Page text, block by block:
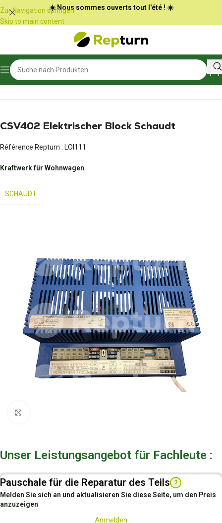
Cookie-Einstellungen
Zur Navigation springen
Skip to main content
☀️ Nous sommes ouverts tout l'été ! ☀️
Start/Wohnmobile und Vans
CSV402 Elektrischer Block Schaudt
Référence Repturn : LOI111
Kraftwerk für Wohnwagen
SCHAUDT
Unser Leistungsangebot für Fachleute :
Pauschale für die Reparatur des Teils ?
Melden Sie sich an und aktualisieren Sie diese Seite, um den Preis
anzuzeigen
Anmelden